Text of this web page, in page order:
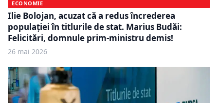
ECONOMIE
Ilie Bolojan, acuzat că a redus încrederea
populației în titlurile de stat. Marius Budăi:
Felicitări, domnule prim-ministru demis!
26 mai 2026